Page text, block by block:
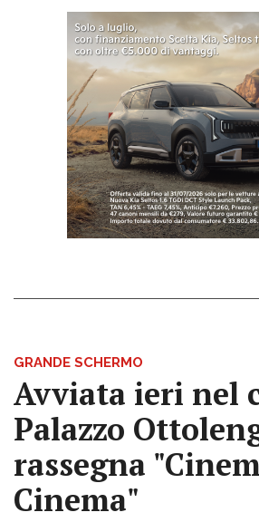
GRANDE SCHERMO
Avviata ieri nel
Palazzo
rassegna
Cinema"